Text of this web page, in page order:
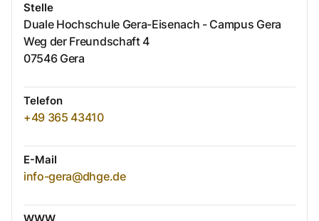
Stelle
Duale Hochschule Gera-Eisenach - Campus Gera
Weg der Freundschaft 4
07546 Gera
Telefon
+49 365 43410
E-Mail
info-gera@dhge.de